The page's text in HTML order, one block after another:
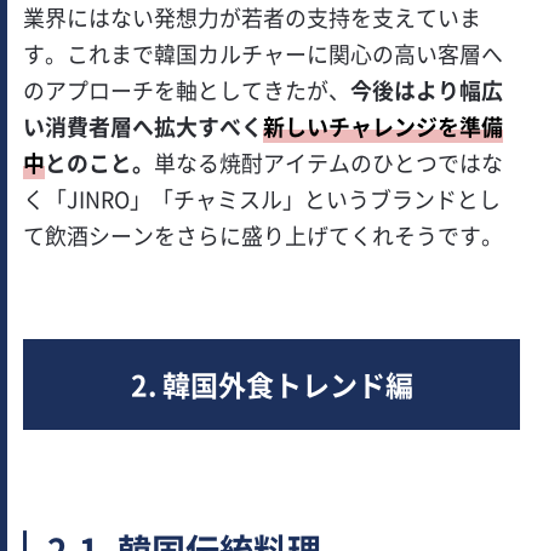
業界にはない発想力が若者の支持を支えていま
す。これまで韓国カルチャーに関心の高い客層へ
のアプローチを軸としてきたが、今後はより幅広
い消費者層へ拡大すべく新しいチャレンジを準備
中とのこと。 単なる焼酎アイテムのひとつではな
く「JINRO」「チャミスル」というブランドとし
て飲酒シーンをさらに盛り上げてくれそうです。
2. 韓国外食トレンド編